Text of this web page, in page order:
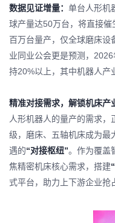
数据见证增量： 单台人形机
球产量达50万台，将直接
百万台量产，仅全球磨床设
业同业公会更是预测，
持20%以上，其中机器人产
精准对接需求，解锁机床产
人形机器人的量产的需求，
级，磨床、 五轴机床成为最
遇的“对接枢纽”。作为覆盖
焦精密机床核心需求，搭建
式平台，助力上下游企业抢